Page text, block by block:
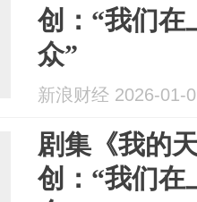
创：“我们在
众”
新浪财经 2026-01-
剧集《我的
创：“我们在